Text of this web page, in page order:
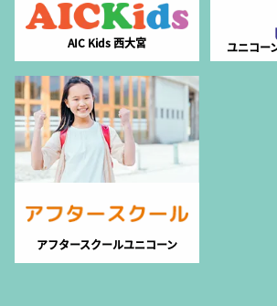
AIC Kids 西大宮 ユニコー
アフタースクールユニコーン